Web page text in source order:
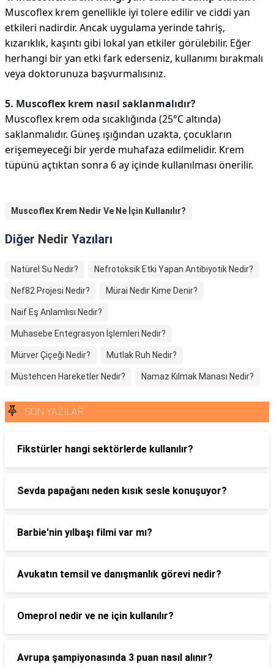
Muscoflex krem genellikle iyi tolere edilir ve ciddi yan
etkileri nadirdir. Ancak uygulama yerinde tahriş,
kızarıklık, kaşıntı gibi lokal yan etkiler görülebilir. Eğer
herhangi bir yan etki fark ederseniz, kullanımı bırakmalı
veya doktorunuza başvurmalısınız.
5. Muscoflex krem nasıl saklanmalıdır?
Muscoflex krem oda sıcaklığında (25°C altında)
saklanmalıdır. Güneş ışığından uzakta, çocukların
erişemeyeceği bir yerde muhafaza edilmelidir. Krem
tüpünü açtıktan sonra 6 ay içinde kullanılması önerilir.
Muscoflex Krem Nedir Ve Ne İçin Kullanılır?
Diğer Nedir Yazıları
Natürel Su Nedir? Nefrotoksik Etki Yapan Antibiyotik Nedir?
Nef82 Projesi Nedir? Mürai Nedir Kime Denir?
Naif Eş Anlamlısı Nedir?
Muhasebe Entegrasyon İşlemleri Nedir?
Mürver Çiçeği Nedir? Mutlak Ruh Nedir?
Müstehcen Hareketler Nedir? Namaz Kılmak Manası Nedir?
SON YAZILAR
Fikstürler hangi sektörlerde kullanılır?
Sevda papağanı neden kısık sesle konuşuyor?
Barbie'nin yılbaşı filmi var mı?
Avukatın temsil ve danışmanlık görevi nedir?
Omeprol nedir ve ne için kullanılır?
Avrupa şampiyonasında 3 puan nasıl alınır?